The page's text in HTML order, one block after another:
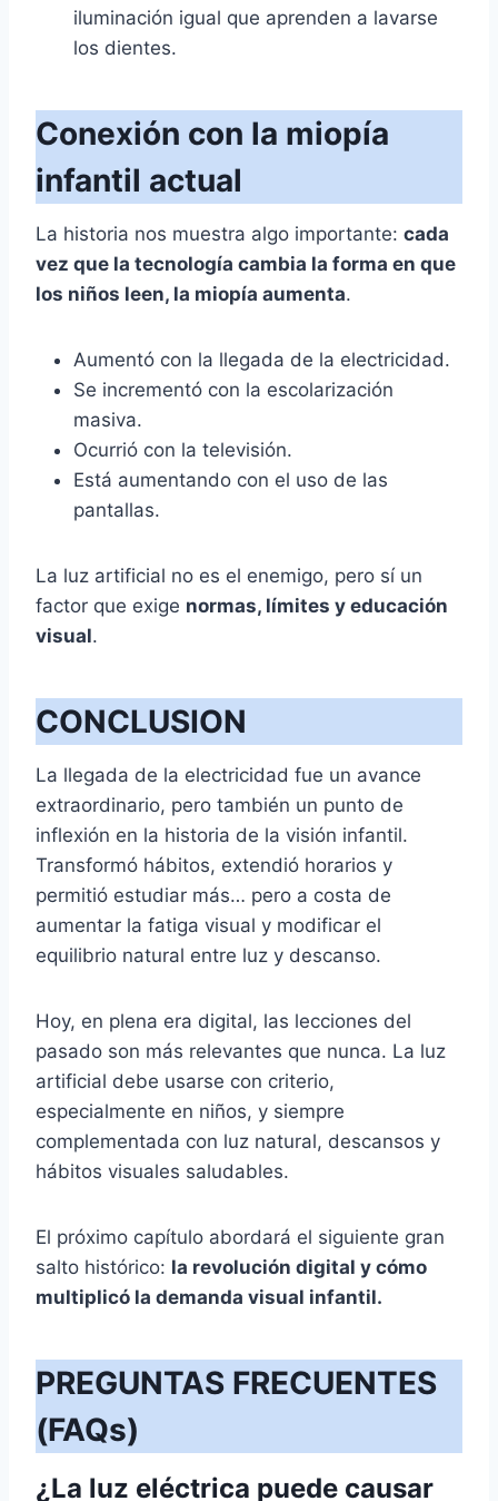
iluminación igual que aprenden a lavarse
los dientes.
Conexión con la miopía
infantil actual
La historia nos muestra algo importante: cada
vez que la tecnología cambia la forma en que
los niños leen, la miopía aumenta.
Aumentó con la llegada de la electricidad.
Se incrementó con la escolarización
masiva.
Ocurrió con la televisión.
Está aumentando con el uso de las
pantallas.
La luz artificial no es el enemigo, pero sí un
factor que exige normas, límites y educación
visual.
CONCLUSION
La llegada de la electricidad fue un avance
extraordinario, pero también un punto de
inflexión en la historia de la visión infantil.
Transformó hábitos, extendió horarios y
permitió estudiar más… pero a costa de
aumentar la fatiga visual y modificar el
equilibrio natural entre luz y descanso.
Hoy, en plena era digital, las lecciones del
pasado son más relevantes que nunca. La luz
artificial debe usarse con criterio,
especialmente en niños, y siempre
complementada con luz natural, descansos y
hábitos visuales saludables.
El próximo capítulo abordará el siguiente gran
salto histórico: la revolución digital y cómo
multiplicó la demanda visual infantil.
PREGUNTAS FRECUENTES
(FAQs)
¿La luz eléctrica puede causar